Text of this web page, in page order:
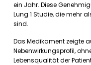
ein Jahr. Diese
Lung 1 Studie, die mehr
sind.
Das Medikament zeigte
Nebenwirkungsprofil,
Lebensqualität der